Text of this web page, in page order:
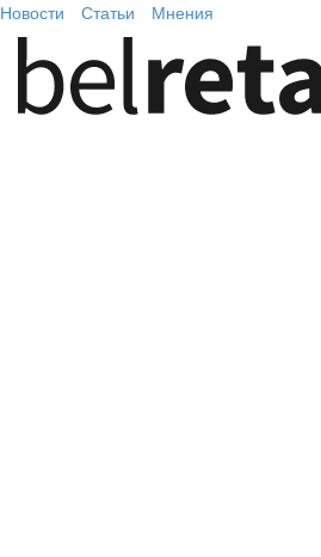
Новости Статьи Мнения